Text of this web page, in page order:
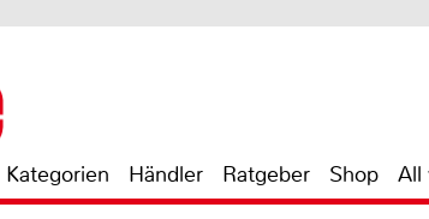
Kategorien Händler Ratgeber Shop All